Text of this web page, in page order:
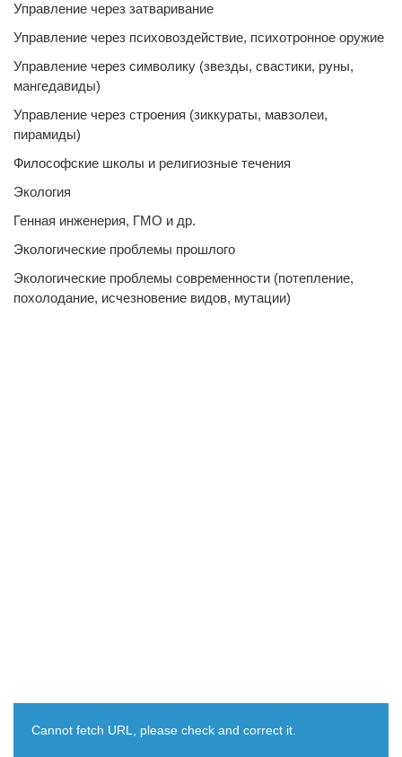
Управление через затваривание
Управление через психовоздействие, психотронное оружие
Управление через символику (звезды, свастики, руны,
мангедавиды)
Управление через строения (зиккураты, мавзолеи,
пирамиды)
Философские школы и религиозные течения
Экология
Генная инженерия, ГМО и др.
Экологические проблемы прошлого
Экологические проблемы современности (потепление,
похолодание, исчезновение видов, мутации)
Cannot fetch URL, please check and correct it.